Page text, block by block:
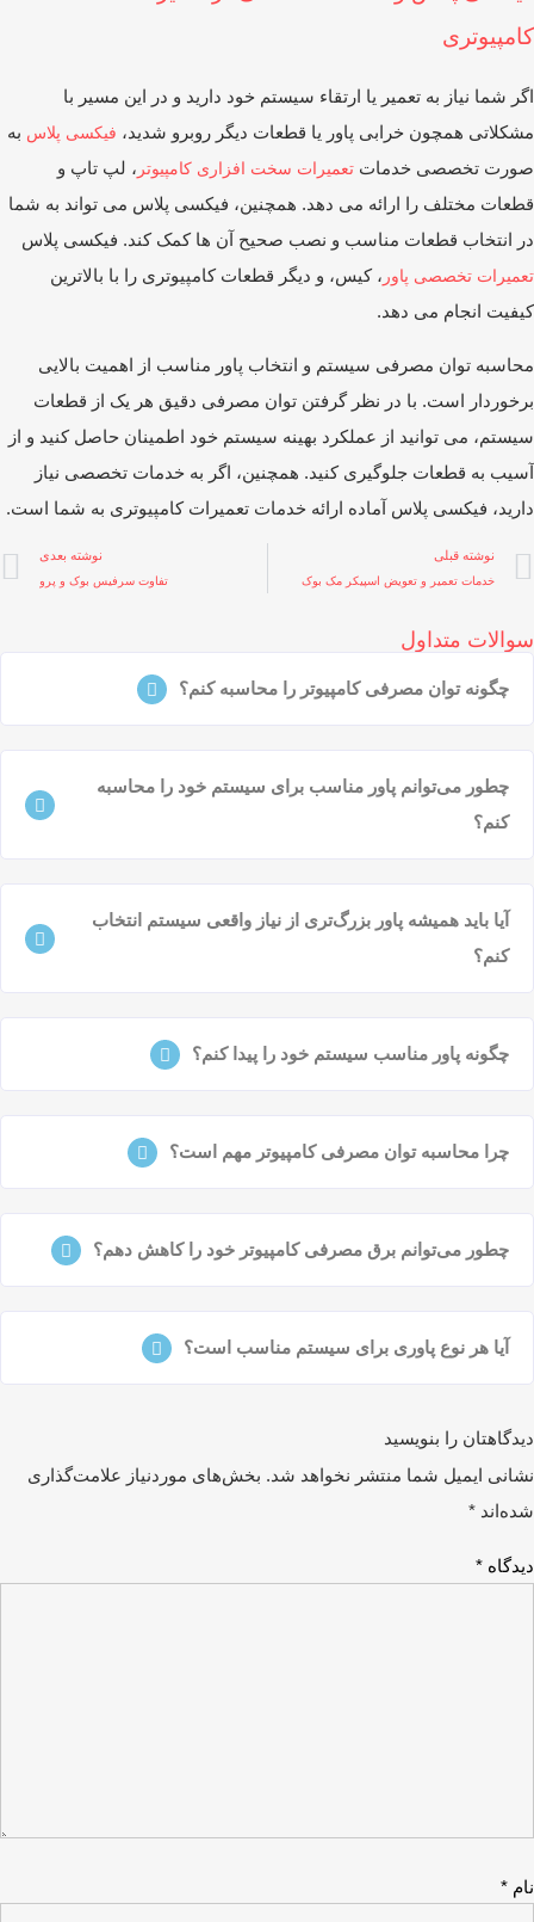
شما نیاز به تعمیر یا ارتقاء سیستم خود دارید و در این مسیر با
همچون خرابی پاور یا قطعات دیگر روبرو شدید،فیکسی پلاسبه
تخصصی خدماتتعمیرات سخت‌ افزاری کامپیوتر، لپ ‌تاپ و
مختلف را ارائه می ‌دهد. همچنین، فیکسی پلاس می‌ تواند به شما
انتخاب قطعات مناسب و نصب صحیح آن ‌ها کمک کند. فیکسی پلاس
تخصصی پاور، کیس، و دیگر قطعات کامپیوتری را با بالاترین
انجام می ‌دهد.
توان مصرفی سیستم و انتخاب پاور مناسب از اهمیت بالایی
است. با در نظر گرفتن توان مصرفی دقیق هر یک از قطعات
می‌ توانید از عملکرد بهینه سیستم خود اطمینان حاصل کنید و از
به قطعات جلوگیری کنید. همچنین، اگر به خدمات تخصصی نیاز
فیکسی پلاس آماده ارائه خدمات تعمیرات کامپیوتری به شما است.
نوشته قبلی
خدمات تعمیر و تعویض اسپیکر مک بوک
نوشته بعدی
تفاوت سرفیس بوک و پرو
متداول
چگونه توان مصرفی کامپیوتر را محاسبه کنم؟
چطور می‌توانم پاور مناسب برای سیستم خود را محاسبه
کنم؟
آیا باید همیشه پاور بزرگ‌تری از نیاز واقعی سیستم انتخاب
کنم؟
چگونه پاور مناسب سیستم خود را پیدا کنم؟
چرا محاسبه توان مصرفی کامپیوتر مهم است؟
چطور می‌توانم برق مصرفی کامپیوتر خود را کاهش دهم؟
آیا هر نوع پاوری برای سیستم مناسب است؟
را بنویسید
ایمیل شما منتشر نخواهد شد. بخش‌های موردنیاز علامت‌گذاری
*
*
*